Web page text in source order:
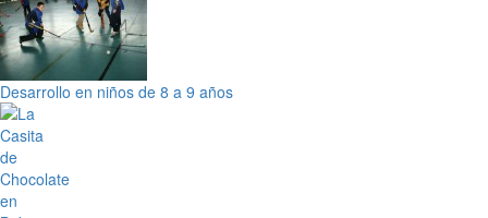
Desarrollo en niños de 8 a 9 años